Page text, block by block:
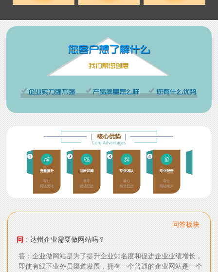
问答板块
问：达州企业需要做网站吗？
答：企业做网站是为了提升企业知名度和促进企业业绩增长，
即使有线下业务员渠道发展，拥有一个普通的企业网站是一个